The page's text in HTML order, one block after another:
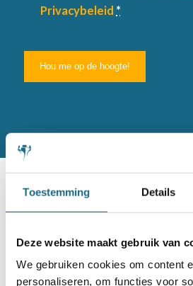
Toestemming Details
Deze website maakt gebruik van
We gebruiken cookies om content
personaliseren, om functies voor
Privacybeleid *
Geplande toernooien